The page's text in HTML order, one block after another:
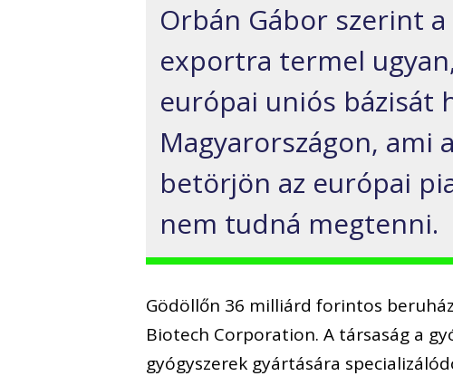
Orbán Gábor szerint
exportra termel
európai uniós bázisát
Magyarországon, ami
betörjön az európai
nem tudná megtenni.
Gödöllőn 36 milliárd forintos
Biotech Corporation. A társaság a
gyógyszerek gyártására